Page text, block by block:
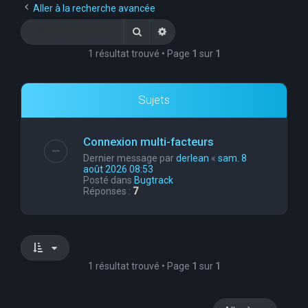
Aller à la recherche avancée
RechercherRecherche avancée
1 résultat trouvé • Page 1 sur 1
Sujets
Connexion multi-facteurs
Dernier message parderlean « sam. 8
août 2026 08:53
Posté dans Bugtrack
Réponses : 7
1 résultat trouvé • Page 1 sur 1